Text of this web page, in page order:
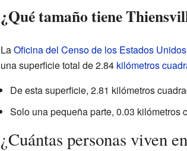
¿Qué tamaño tiene
LaOficina del Censo de los Estados Unidos
una superficie total de 2.84 kilómetros
De esta superficie, 2.81 kilómetros
Solo una pequeña parte, 0.03 kilómetros
¿Cuántas personas viven